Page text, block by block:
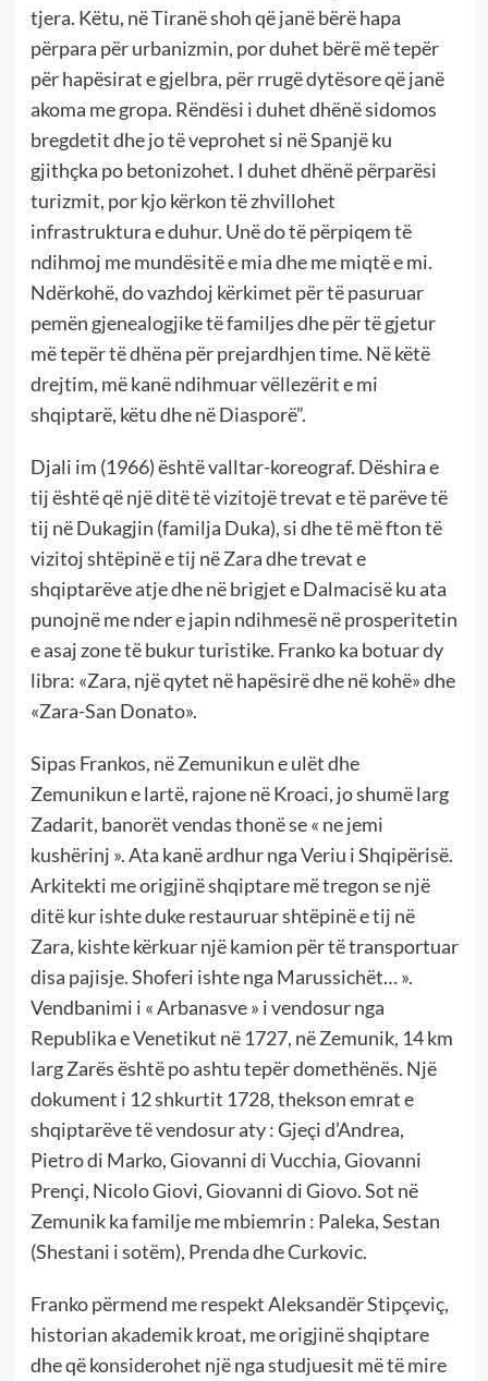
tjera. Këtu, në Tiranë shoh që janë bërë hapa
përpara për urbanizmin, por duhet bërë më tepër
për hapësirat e gjelbra, për rrugë dytësore që janë
akoma me gropa. Rëndësi i duhet dhënë sidomos
bregdetit dhe jo të veprohet si në Spanjë ku
gjithçka po betonizohet. I duhet dhënë përparësi
turizmit, por kjo kërkon të zhvillohet
infrastruktura e duhur. Unë do të përpiqem të
ndihmoj me mundësitë e mia dhe me miqtë e mi.
Ndërkohë, do vazhdoj kërkimet për të pasuruar
pemën gjenealogjike të familjes dhe për të gjetur
më tepër të dhëna për prejardhjen time. Në këtë
drejtim, më kanë ndihmuar vëllezërit e mi
shqiptarë, këtu dhe në Diasporë”.
Djali im (1966) është valltar-koreograf. Dëshira e
tij është që një ditë të vizitojë trevat e të parëve të
tij në Dukagjin (familja Duka), si dhe të më fton të
vizitoj shtëpinë e tij në Zara dhe trevat e
shqiptarëve atje dhe në brigjet e Dalmacisë ku ata
punojnë me nder e japin ndihmesë në prosperitetin
e asaj zone të bukur turistike. Franko ka botuar dy
libra: «Zara, një qytet në hapësirë dhe në kohë» dhe
«Zara-San Donato».
Sipas Frankos, në Zemunikun e ulët dhe
Zemunikun e lartë, rajone në Kroaci, jo shumë larg
Zadarit, banorët vendas thonë se « ne jemi
kushërinj ». Ata kanë ardhur nga Veriu i Shqipërisë.
Arkitekti me origjinë shqiptare më tregon se një
ditë kur ishte duke restauruar shtëpinë e tij në
Zara, kishte kërkuar një kamion për të transportuar
disa pajisje. Shoferi ishte nga Marussichët… ».
Vendbanimi i « Arbanasve » i vendosur nga
Republika e Venetikut në 1727, në Zemunik, 14 km
larg Zarës është po ashtu tepër domethënës. Një
dokument i 12 shkurtit 1728, thekson emrat e
shqiptarëve të vendosur aty : Gjeçi d’Andrea,
Pietro di Marko, Giovanni di Vucchia, Giovanni
Prençi, Nicolo Giovi, Giovanni di Giovo. Sot në
Zemunik ka familje me mbiemrin : Paleka, Sestan
(Shestani i sotëm), Prenda dhe Curkovic.
Franko përmend me respekt Aleksandër Stipçeviç,
historian akademik kroat, me origjinë shqiptare
dhe që konsiderohet një nga studjuesit më të mire